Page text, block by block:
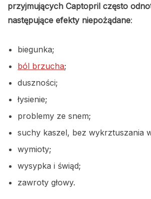
przyjmujących Captopril często
następujące efekty niepożądane:
biegunka;
ból brzucha;
duszności;
łysienie;
problemy ze snem;
suchy kaszel, bez wykrztuszania
wymioty;
wysypka i świąd;
zawroty głowy.